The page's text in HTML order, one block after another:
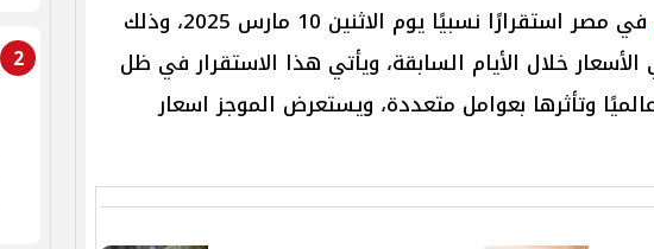
في مصر استقرارًا نسبيًا يوم الاثنين 10 مارس 2025، وذلك
خلال الأيام السابقة، ويأتي هذا الاستقرار في ظل
وتأثرها بعوامل متعددة، ويستعرض الموجز اسعار
2